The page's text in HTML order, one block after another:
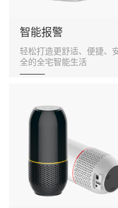
智能报警
轻松打造更舒适、便捷、
全的全宅智能生活
———